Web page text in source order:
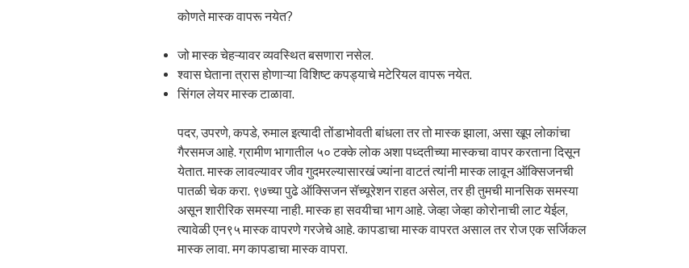
कोणते मास्क वापरू नयेत?
जो मास्क चेहऱ्यावर व्यवस्थित बसणारा नसेल.
श्वास घेताना त्रास होणाऱ्या विशिष्ट कपड्याचे मटेरियल वापरू नयेत.
सिंगल लेयर मास्क टाळावा.
पदर, उपरणे, कपडे, रुमाल इत्यादी तोंडाभोवती बांधला तर तो मास्क झाला, असा खूप लोकांचा
गैरसमज आहे. ग्रामीण भागातील ५० टक्के लोक अशा पध्दतीच्या मास्कचा वापर करताना दिसून
येतात. मास्क लावल्यावर जीव गुदमरल्यासारखं ज्यांना वाटतं त्यांनी मास्क लावून ऑक्सिजनची
पातळी चेक करा. ९७च्या पुढे ऑक्सिजन सॅच्यूरेशन राहत असेल, तर ही तुमची मानसिक समस्या
असून शारीरिक समस्या नाही. मास्क हा सवयीचा भाग आहे. जेव्हा जेव्हा कोरोनाची लाट येईल,
त्यावेळी एन९५ मास्क वापरणे गरजेचे आहे. कापडाचा मास्क वापरत असाल तर रोज एक सर्जिकल
मास्क लावा. मग कापडाचा मास्क वापरा.